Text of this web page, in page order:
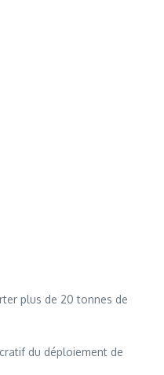
plus de 20 tonnes de
du déploiement de